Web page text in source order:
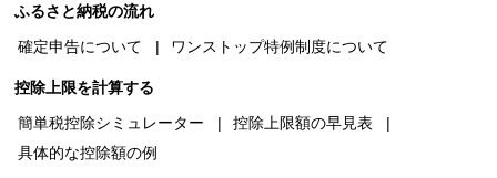
ふるさと納税の流れ
確定申告について
ワンストップ特例制度について
控除上限を計算する
簡単税控除シミュレーター
控除上限額の早見表
具体的な控除額の例